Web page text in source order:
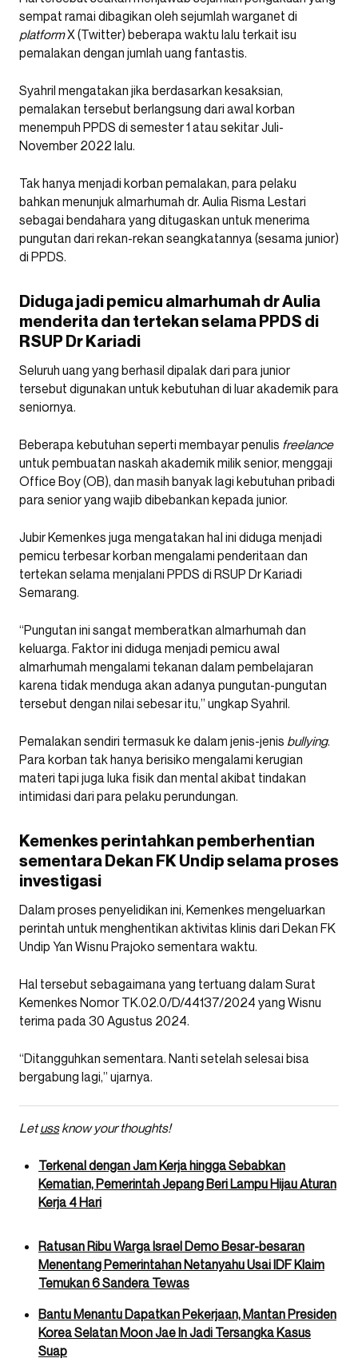
sempat ramai dibagikan oleh sejumlah warganet di
platformX (Twitter) beberapa waktu lalu terkait isu
pemalakan dengan jumlah uang fantastis.
Syahril mengatakan jika berdasarkan kesaksian,
pemalakan tersebut berlangsung dari awal korban
menempuh PPDS di semester 1 atau sekitar Juli-
November 2022 lalu.
Tak hanya menjadi korban pemalakan, para pelaku
bahkan menunjuk almarhumah dr. Aulia Risma Lestari
sebagai bendahara yang ditugaskan untuk menerima
pungutan dari rekan-rekan seangkatannya (sesama junior)
di PPDS.
Diduga jadi pemicu almarhumah dr Aulia
menderita dan tertekan selama PPDS di
RSUP Dr Kariadi
Seluruh uang yang berhasil dipalak dari para junior
tersebut digunakan untuk kebutuhan di luar akademik para
seniornya.
Beberapa kebutuhan seperti membayar penulis freelance
untuk pembuatan naskah akademik milik senior, menggaji
Office Boy (OB), dan masih banyak lagi kebutuhan pribadi
para senior yang wajib dibebankan kepada junior.
Jubir Kemenkes juga mengatakan hal ini diduga menjadi
pemicu terbesar korban mengalami penderitaan dan
tertekan selama menjalani PPDS di RSUP Dr Kariadi
Semarang.
“Pungutan ini sangat memberatkan almarhumah dan
keluarga. Faktor ini diduga menjadi pemicu awal
almarhumah mengalami tekanan dalam pembelajaran
karena tidak menduga akan adanya pungutan-pungutan
tersebut dengan nilai sebesar itu,” ungkap Syahril.
Pemalakan sendiri termasuk ke dalam jenis-jenis bullying.
Para korban tak hanya berisiko mengalami kerugian
materi tapi juga luka fisik dan mental akibat tindakan
intimidasi dari para pelaku perundungan.
Kemenkes perintahkan pemberhentian
sementara Dekan FK Undip selama proses
investigasi
Dalam proses penyelidikan ini, Kemenkes mengeluarkan
perintah untuk menghentikan aktivitas klinis dari Dekan FK
Undip Yan Wisnu Prajoko sementara waktu.
Hal tersebut sebagaimana yang tertuang dalam Surat
Kemenkes Nomor TK.02.0/D/44137/2024 yang Wisnu
terima pada 30 Agustus 2024.
“Ditangguhkan sementara. Nanti setelah selesai bisa
bergabung lagi,” ujarnya.
Letussknow your thoughts!
Terkenal dengan Jam Kerja hingga Sebabkan
Kematian, Pemerintah Jepang Beri Lampu Hijau Aturan
Kerja 4 Hari
Ratusan Ribu Warga Israel Demo Besar-besaran
Menentang Pemerintahan Netanyahu Usai IDF Klaim
Temukan 6 Sandera Tewas
Bantu Menantu Dapatkan Pekerjaan, Mantan Presiden
Korea Selatan Moon Jae In Jadi Tersangka Kasus
Suap